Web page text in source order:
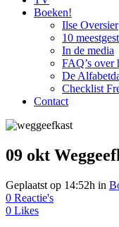
Boeken!
Ilse Oversier
10
In de media
FAQ’s over
De
Checklist
Contact
09 okt
Geplaatst op 14:52h in
0 Reactie's
0 Likes